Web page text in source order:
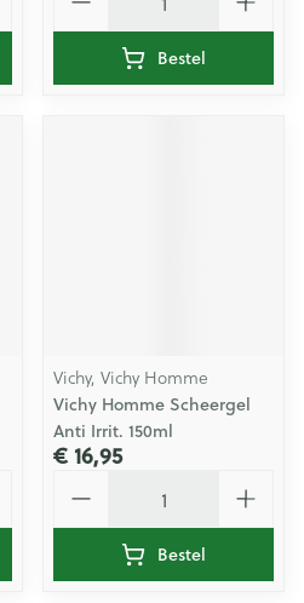
Bestel
Vichy, Vichy Homme
Vichy Homme Scheergel
Anti Irrit. 150ml
€ 16,95
Bestel